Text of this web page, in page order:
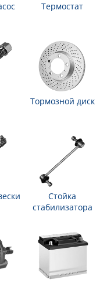
Термостат
Тормозной диск
Стойка
стабилизатора